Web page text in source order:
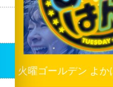
火曜ゴールデン よ